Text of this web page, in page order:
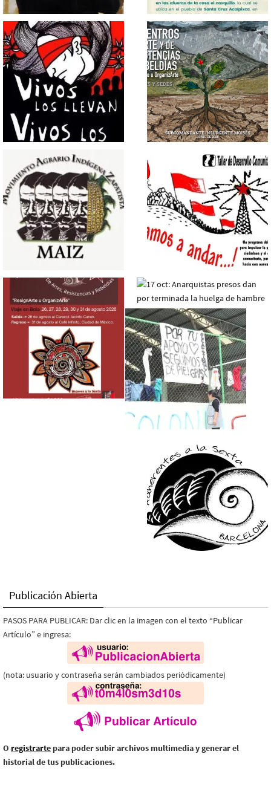
Publicación Abierta
PASOS PARA PUBLICAR: Dar clic en la imagen con el texto “Publicar
Artículo” e ingresa:
(nota: usuario y contraseña serán cambiados periódicamente)
O registrarte para poder subir archivos multimedia y generar el
historial de tus publicaciones.